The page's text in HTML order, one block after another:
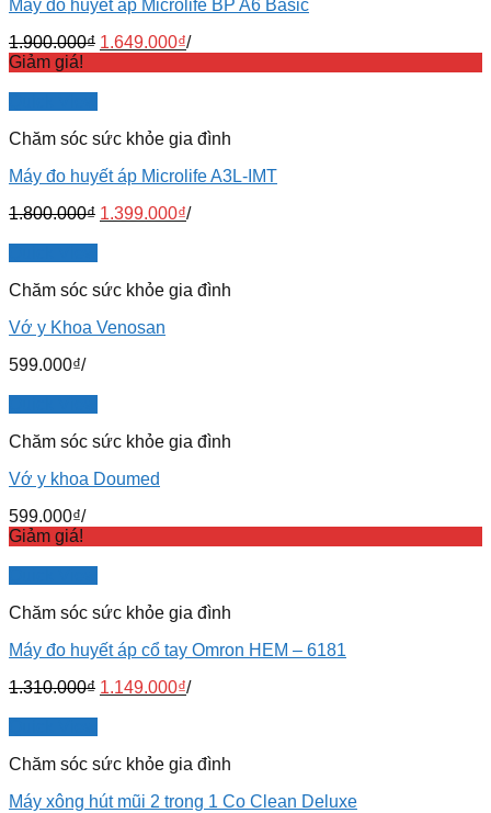
Máy đo huyết áp Microlife BP A6 Basic
1.900.000₫ 1.649.000₫/
Giảm giá!
Chăm sóc sức khỏe gia đình
Máy đo huyết áp Microlife A3L-IMT
1.800.000₫ 1.399.000₫/
Chăm sóc sức khỏe gia đình
Vớ y Khoa Venosan
599.000₫/
Chăm sóc sức khỏe gia đình
Vớ y khoa Doumed
599.000₫/
Giảm giá!
Chăm sóc sức khỏe gia đình
Máy đo huyết áp cổ tay Omron HEM – 6181
1.310.000₫ 1.149.000₫/
Chăm sóc sức khỏe gia đình
Máy xông hút mũi 2 trong 1 Co Clean Deluxe